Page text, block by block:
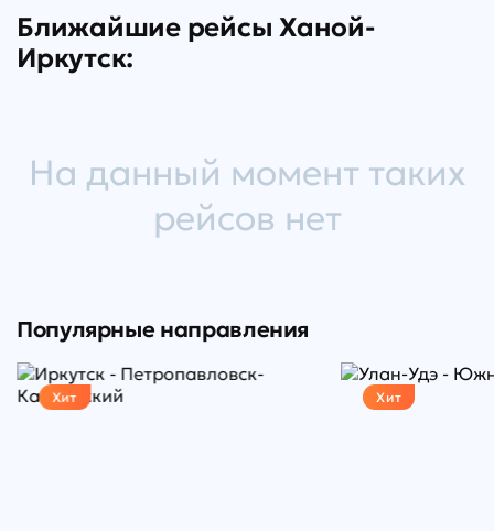
Ближайшие рейсы Ханой-
Иркутск:
На данный момент таких
рейсов нет
Популярные направления
Хит Хит